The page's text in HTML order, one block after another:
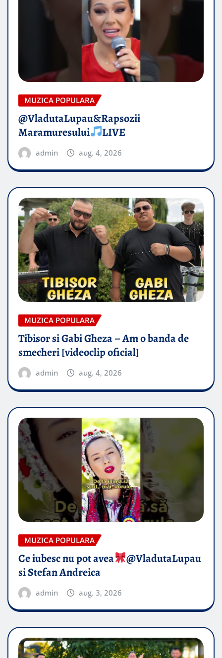
MUZICA POPULARA
@VladutaLupau&Rapsozii
Maramuresului
LIVE
admin aug. 4, 2026
MUZICA POPULARA
Tibisor si Gabi Gheza – Am o banda de
smecheri [videoclip oficial]
admin aug. 4, 2026
MUZICA POPULARA
Ce iubesc nu pot avea
​@VladutaLupau
si Stefan Andreica
admin aug. 3, 2026